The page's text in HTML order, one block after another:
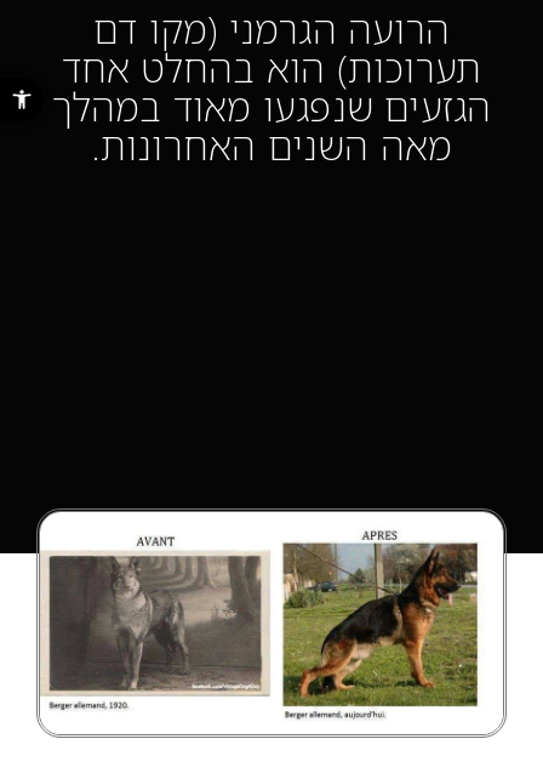
פתח סרגל
הרועה הגרמני (מקו דם
תערוכות) הוא בהחלט אחד
הגזעים שנפגעו מאוד במהלך
מאה השנים האחרונות.